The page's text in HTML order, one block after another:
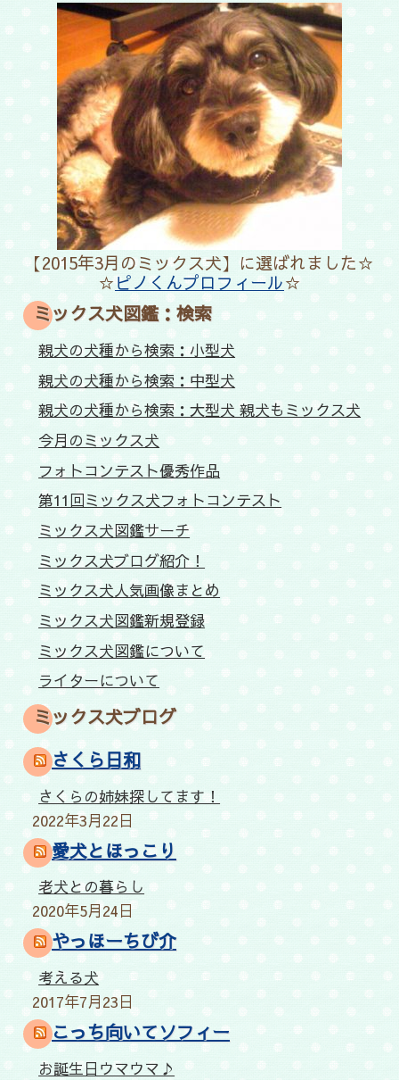
【2015年3月のミックス犬】に選ばれました☆
☆ピノくんプロフィール☆
ミックス犬図鑑：検索
親犬の犬種から検索：小型犬
親犬の犬種から検索：中型犬
親犬の犬種から検索：大型犬 親犬もミックス犬
今月のミックス犬
フォトコンテスト優秀作品
第11回ミックス犬フォトコンテスト
ミックス犬図鑑サーチ
ミックス犬ブログ紹介！
ミックス犬人気画像まとめ
ミックス犬図鑑新規登録
ミックス犬図鑑について
ライターについて
ミックス犬ブログ
さくら日和
さくらの姉妹探してます！
2022年3月22日
愛犬とほっこり
老犬との暮らし
2020年5月24日
やっほーちび介
考える犬
2017年7月23日
こっち向いてソフィー
お誕生日ウマウマ♪